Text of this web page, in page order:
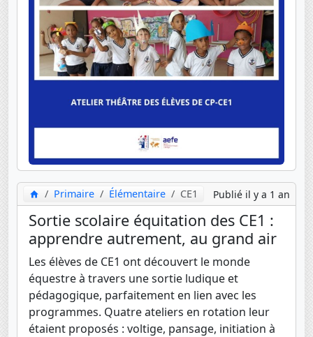
Primaire Élémentaire CE1 Publié il y a 1 an
Sortie scolaire équitation des CE1 :
apprendre autrement, au grand air
Les élèves de CE1 ont découvert le monde
équestre à travers une sortie ludique et
pédagogique, parfaitement en lien avec les
programmes. Quatre ateliers en rotation leur
étaient proposés : voltige, pansage, initiation à